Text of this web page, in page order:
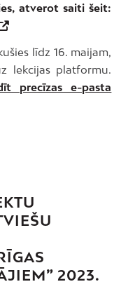
atverot saiti šeit:
līdz 16. maijam,
lekcijas platformu.
precīzas e-pasta
2023.